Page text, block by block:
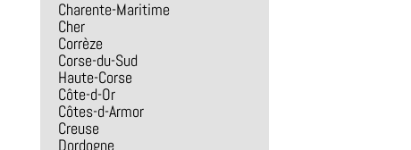
Charente-Maritime
Cher
Corrèze
Corse-du-Sud
Haute-Corse
Côte-d-Or
Côtes-d-Armor
Creuse
Dordogne